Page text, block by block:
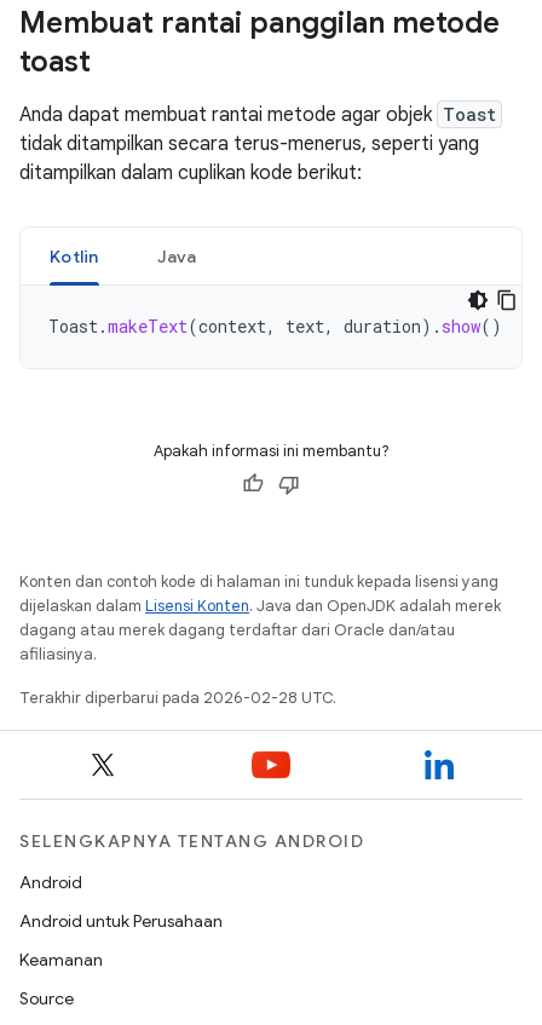
Membuat rantai panggilan metode
toast
Anda dapat membuat rantai metode agar objek Toast
tidak ditampilkan secara terus-menerus, seperti yang
ditampilkan dalam cuplikan kode berikut:
Kotlin Java
Toast.makeText(context, text, duration). show()
Apakah informasi ini membantu?
Konten dan contoh kode di halaman ini tunduk kepada lisensi yang
dijelaskan dalam Lisensi Konten. Java dan OpenJDK adalah merek
dagang atau merek dagang terdaftar dari Oracle dan/atau
afiliasinya.
Terakhir diperbarui pada 2026-02-28 UTC.
SELENGKAPNYA TENTANG ANDROID
Android
Android untuk Perusahaan
Keamanan
Source